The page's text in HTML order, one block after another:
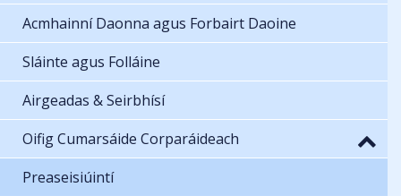
Acmhainní Daonna agus Forbairt Daoine
Sláinte agus Folláine
Airgeadas & Seirbhísí
Oifig Cumarsáide Corparáideach
Preaseisiúintí